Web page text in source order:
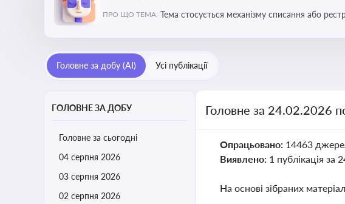
ПРО ЩО ТЕМА: Тема стосується механізму списання або
Головне за добу (AI) Усі публікації
ГОЛОВНЕ ЗА ДОБУ
Головне за сьогодні
04 серпня 2026
03 серпня 2026
02 серпня 2026
Головне за 24.02.2026
Опрацьовано: 14463
Виявлено: 1 публікація за
На основі зібраних